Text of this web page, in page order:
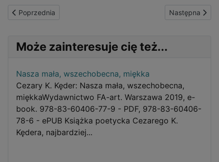
Poprzednia strona: kwartalnik „FA-art” nr 3 (65) 2006
Poprzednia Następna
Następna
Może zainteresuje cię też...
Nasza mała, wszechobecna, miękka
Cezary K. Kęder: Nasza mała, wszechobecna,
miękkaWydawnictwo FA-art. Warszawa 2019, e-
book. 978-83-60406-77-9 - PDF, 978-83-60406-
78-6 - ePUB Książka poetycka Cezarego K.
Kędera, najbardziej...